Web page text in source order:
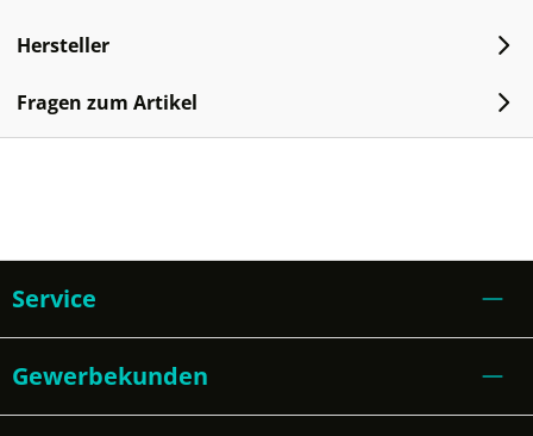
Hersteller
Fragen zum Artikel
Service
Gewerbekunden